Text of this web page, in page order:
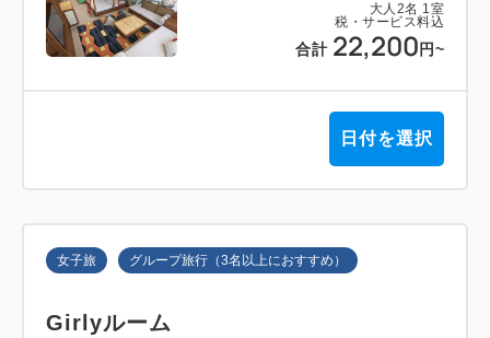
※お部屋は全室禁煙となります。
※宿泊代金のご精算はチェックイン時にお願いしてお
※有料人数1名につき添寝のお子さまは1名までとな
す。
－－－ －－－ －－－
大人 2名 1室
税・サービス料込
合計 22,200 円~
日付を選択
女子旅 グループ旅行（3名以上におすすめ）
Girlyルーム